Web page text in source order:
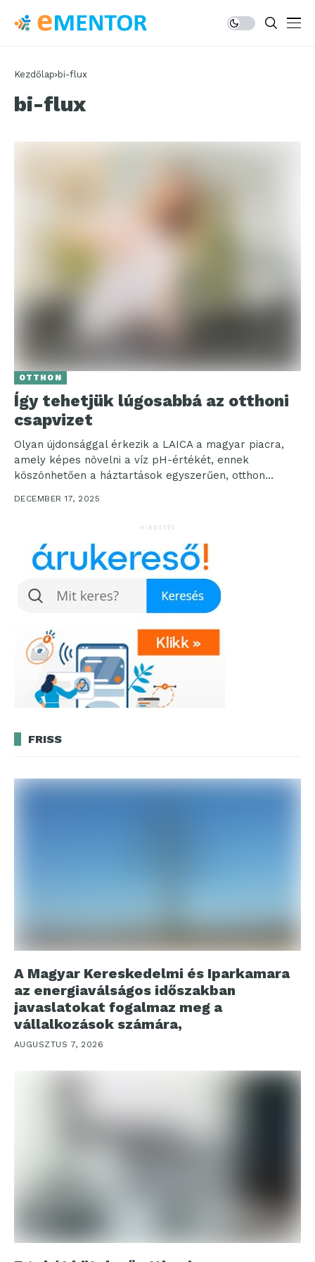
Kezdőlap bi-flux
bi-flux
OTTHON
Így tehetjük lúgosabbá az otthoni
csapvizet
Olyan újdonsággal érkezik a LAICA a magyar piacra,
amely képes növelni a víz pH-értékét, ennek
köszönhetően a háztartások egyszerűen, otthon
DECEMBER 17, 2025
HIRDETÉS
FRISS
A Magyar Kereskedelmi és Iparkamara
az energiaválságos időszakban
javaslatokat fogalmaz meg a
vállalkozások számára,
AUGUSZTUS 7, 2026